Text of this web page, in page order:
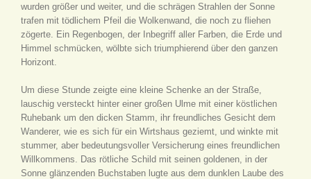
wurden größer und weiter, und die schrägen Strahlen der Sonne
trafen mit tödlichem Pfeil die Wolkenwand, die noch zu fliehen
zögerte. Ein Regenbogen, der Inbegriff aller Farben, die Erde und
Himmel schmücken, wölbte sich triumphierend über den ganzen
Horizont.
Um diese Stunde zeigte eine kleine Schenke an der Straße,
lauschig versteckt hinter einer großen Ulme mit einer köstlichen
Ruhebank um den dicken Stamm, ihr freundliches Gesicht dem
Wanderer, wie es sich für ein Wirtshaus geziemt, und winkte mit
stummer, aber bedeutungsvoller Versicherung eines freundlichen
Willkommens. Das rötliche Schild mit seinen goldenen, in der
Sonne glänzenden Buchstaben lugte aus dem dunklen Laube des